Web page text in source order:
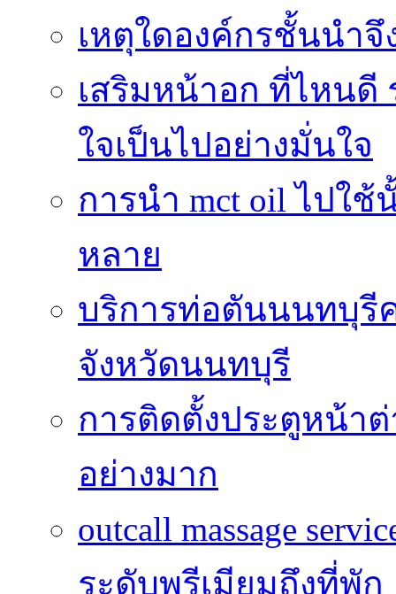
เหตุใดองค์กรชั้นนำ
เสริมหน้าอก ที่ไหนดี
ใจเป็นไปอย่างมั่นใจ
การนำ mct oil ไปใ
หลาย
บริการท่อตันนนทบุรี
จังหวัดนนทบุรี
การติดตั้งประตูหน้า
อย่างมาก
outcall massage
ระดับพรีเมียมถึงที่พัก